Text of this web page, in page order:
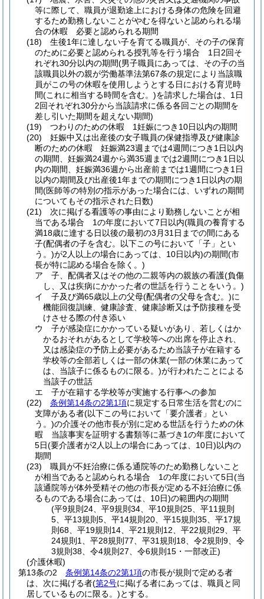
等に際して、職員が退勤途上における身体の危険を回避
するため勤務しないことがやむを得ないと認められる場
合の休暇 必要と認められる期間
(18)
生後1年に達しない子を育てる職員が、その子の保育
のために必要と認められる授乳等を行う場合 1日2回そ
れぞれ30分以内の期間(男子職員にあっては、その子の当
該職員以外の親が労働基準法第67条の規定により当該職
員がこの号の休暇を使用しようとする日における育児時
間(これに相当する時間を含む。)を請求した場合は、1日
2回それぞれ30分から当該請求に係る各回ごとの期間を
差し引いた期間を超えない期間)
(19)
つわりのための休暇 1妊娠につき10日以内の期間
(20)
妊娠中又は出産後の女子職員の保健指導及び健康診
断のための休暇 妊娠満23週までは4週間につき1日以内
の期間、妊娠満24週から満35週までは2週間につき1日以
内の期間、妊娠満36週から出産前までは1週間につき1日
以内の期間及び出産後1年までの期間につき1日以内の期
間(医師等の特別の指示があった場合には、いずれの期間
についてもその指示された日数)
(21)
次に掲げる看護等の事由により勤務しないことが相
当である場合 1の年度において7日以内(職員の養育する
満18歳に達する日以後の最初の3月31日までの間にある
子(配偶者の子を含む。以下この号において「子」とい
う。)が2人以上の場合にあっては、10日以内)の期間(市
長が特に認める場合を除く。)
ア
子、配偶者又はその他の二親等内の親族の看護(負傷
し、又は疾病にかかった者の世話を行うことをいう。)
イ
子及び満65歳以上の父母(配偶者の父母を含む。)に
機能回復訓練、健康診査、健康診断又は予防接種を受
けさせる際の付き添い
ウ
子が感染症にかかっている疑いがあり、若しくはか
かるおそれがあるとして学校等への出席を停止され、
又は感染症の予防上必要があるため当該子が在籍する
学校等の全部若しくは一部の休業(一部の休業にあって
は、当該子に係るものに限る。)が行われたことによる
当該子の世話
エ
子が在籍する学校等が実施する行事への参加
(22)
条例第14条の2第1項に規定する日常生活を営むのに
支障がある者(以下この号において「要介護者」とい
う。)の介護その他市長が別に定める世話を行うための休
暇 当該事実を証明する書類等に基づき1の年度において
5日(要介護者が2人以上の場合にあっては、10日)以内の
期間
(23)
職員が不妊治療に係る通院等のため勤務しないこと
が相当であると認められる場合 1の年度において5日(当
該通院等が体外受精その他の市長が定める不妊治療に係
るものである場合にあっては、10日)の範囲内の期間
(平9規則24、平9規則34、平10規則25、平11規則
5、平13規則5、平14規則20、平15規則35、平17規
則68、平19規則14、平21規則12、平22規則29、平
24規則1、平28規則77、平31規則18、令2規則9、令
3規則38、令4規則27、令6規則15・一部改正)
(介護休暇)
第13条の2
条例第14条の2第1項の市長が規則で定める者
は、次に掲げる者(第2号に掲げる者にあっては、職員と同
居しているものに限る。)とする。